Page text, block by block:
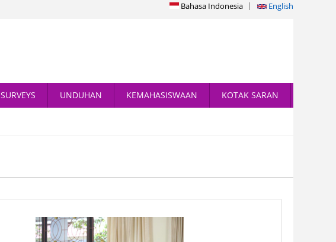
Bahasa Indonesia English
SURVEYS UNDUHAN KEMAHASISWAAN KOTAK SARAN